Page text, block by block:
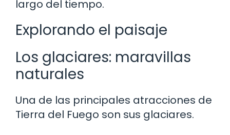
largo del tiempo.
Explorando el paisaje
Los glaciares: maravillas
naturales
Una de las principales atracciones de
Tierra del Fuego son sus glaciares.